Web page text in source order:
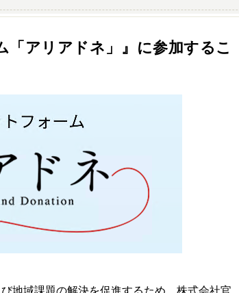
「アリアドネ」』に参加するこ
地域課題の解決を促進するため、株式会社官